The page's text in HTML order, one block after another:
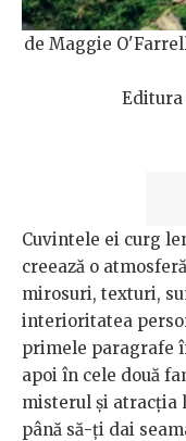
de Maggie
Editura
Cuvintele ei curg
creează o
mirosuri, texturi,
interioritatea
primele paragrafe
apoi în cele două
misterul și atracția
până să-ți dai